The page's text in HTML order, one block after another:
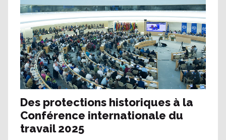
Des protections historiques à la
Conférence internationale du
travail 2025